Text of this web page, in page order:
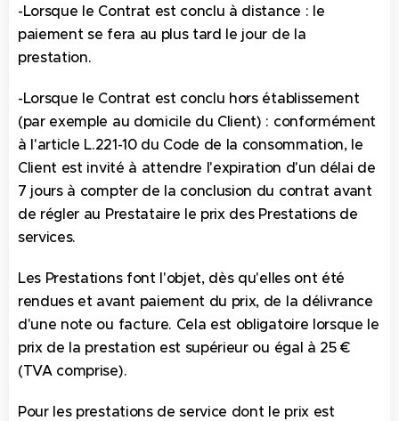
-Lorsque le Contrat est conclu à distance : le
paiement se fera au plus tard le jour de la
prestation.
-Lorsque le Contrat est conclu hors établissement
(par exemple au domicile du Client) : conformément
à l'article L.221-10 du Code de la consommation, le
Client est invité à attendre l'expiration d'un délai de
7 jours à compter de la conclusion du contrat avant
de régler au Prestataire le prix des Prestations de
services.
Les Prestations font l'objet, dès qu'elles ont été
rendues et avant paiement du prix, de la délivrance
d'une note ou facture. Cela est obligatoire lorsque le
prix de la prestation est supérieur ou égal à 25 €
(TVA comprise).
Pour les prestations de service dont le prix est